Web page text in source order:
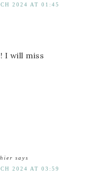
2024 AT 01:45
I will miss
says
2024 AT 03:59